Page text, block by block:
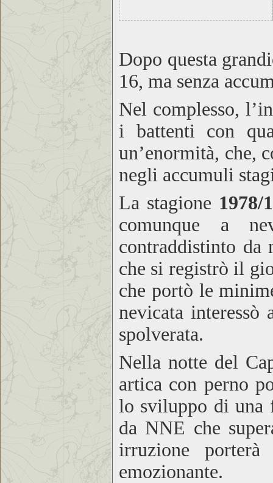
Dopo questa
16, ma senza
Nel complesso,
i battenti con
un’enormità, che,
negli accumuli
La stagione 1978/
comunque a
contraddistinto da
che si registrò il
che portò le
nevicata interessò
spolverata.
Nella notte del
artica con perno
lo sviluppo di una
da NNE che
irruzione
emozionante.